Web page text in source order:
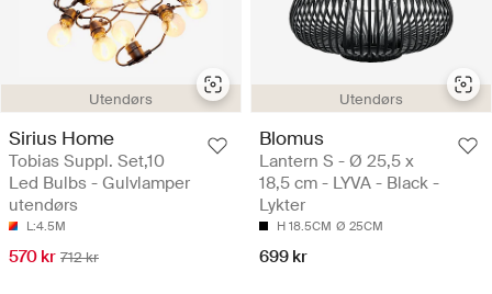
Utendørs
Sirius Home
Tobias Suppl. Set,10
Led Bulbs - Gulvlamper
utendørs
L:4.5M
570 kr 712 kr
Utendørs
Blomus
Lantern S - Ø 25,5 x
18,5 cm - LYVA - Black -
Lykter
H 18.5CM Ø 25CM
699 kr